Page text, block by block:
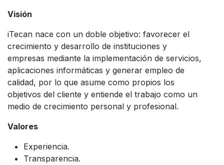
Visión
iTecan nace con un doble objetivo: favorecer el
crecimiento y desarrollo de instituciones y
empresas mediante la implementación de servicios,
aplicaciones informáticas y generar empleo de
calidad, por lo que asume como propios los
objetivos del cliente y entiende el trabajo como un
medio de crecimiento personal y profesional.
Valores
Experiencia.
Transparencia.